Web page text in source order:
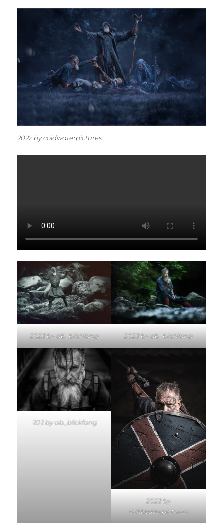
2022 by coldwaterpictures
2022 by ab_blickfang 2022 by ab_blickfang
202 by ab_blickfang
2022 by
coldwaterpictures